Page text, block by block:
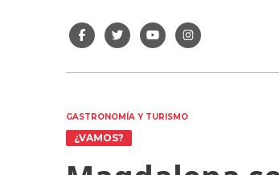
GASTRONOMÍA Y TURISMO
¿VAMOS?